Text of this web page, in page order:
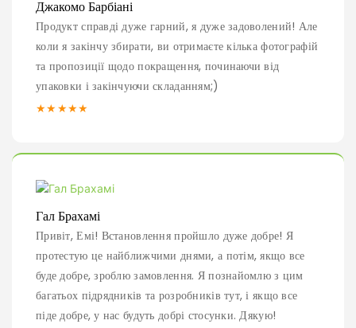
Джакомо Барбіані
Продукт справді дуже гарний, я дуже задоволений! Але
коли я закінчу збирати, ви отримаєте кілька фотографій
та пропозиції щодо покращення, починаючи від
упаковки і закінчуючи складанням;)
★★★★★
Гал Брахамі
Привіт, Емі! Встановлення пройшло дуже добре! Я
протестую це найближчими днями, а потім, якщо все
буде добре, зроблю замовлення. Я познайомлю з цим
багатьох підрядників та розробників тут, і якщо все
піде добре, у нас будуть добрі стосунки. Дякую!